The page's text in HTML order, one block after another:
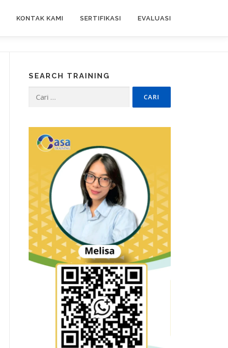
KONTAK KAMI SERTIFIKASI EVALUASI
SEARCH TRAINING
untuk: